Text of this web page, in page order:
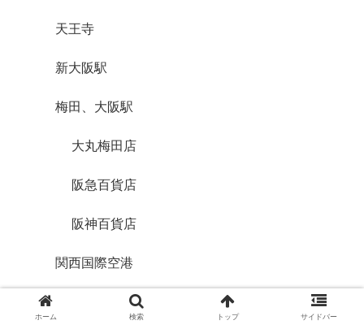
天王寺
新大阪駅
梅田、大阪駅
大丸梅田店
阪急百貨店
阪神百貨店
関西国際空港
第２ターミナル
ホーム 検索 トップ サイドバー